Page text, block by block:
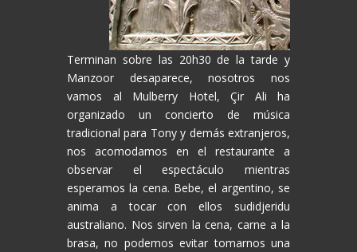
Terminan sobre las 20h30 de la tarde y
Manzoor desaparece, nosotros nos
vamos al Mulberry Hotel, Çir Ali ha
organizado un concierto de música
tradicional para Tony y demás extranjeros,
nos acomodamos en el restaurante a
observar el espectáculo mientras
esperamos la cena. Bebe, el argentino, se
anima a tocar con ellos sudidjeridu
australiano. Nos sirven la cena, carne a la
brasa, no podemos evitar tomarnos una